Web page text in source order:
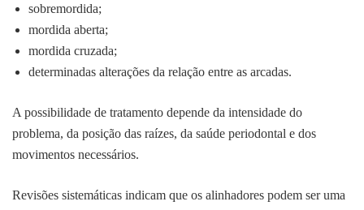
sobremordida;
mordida aberta;
mordida cruzada;
determinadas alterações da relação entre as arcadas.
A possibilidade de tratamento depende da intensidade do
problema, da posição das raízes, da saúde periodontal e dos
movimentos necessários.
Revisões sistemáticas indicam que os alinhadores podem ser uma